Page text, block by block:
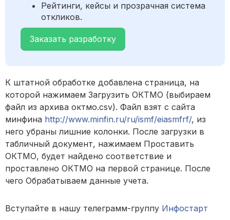
Рейтинги, кейсы и прозрачная система
откликов.
Заказать разработку
К штатной обработке добавлена страница, на
которой нажимаем Загрузить ОКТМО (выбираем
файл из архива октмо.csv). Файл взят с сайта
минфина http://www.minfin.ru/ru/ismf/eiasmfrf/, из
него убраны лишние колонки. После загрузки в
табличный документ, нажимаем Проставить
ОКТМО, будет найдено соответствие и
проставлено ОКТМО на первой странице. После
чего Обрабатываем данные учета.
Вступайте в нашу телеграмм-группу Инфостарт